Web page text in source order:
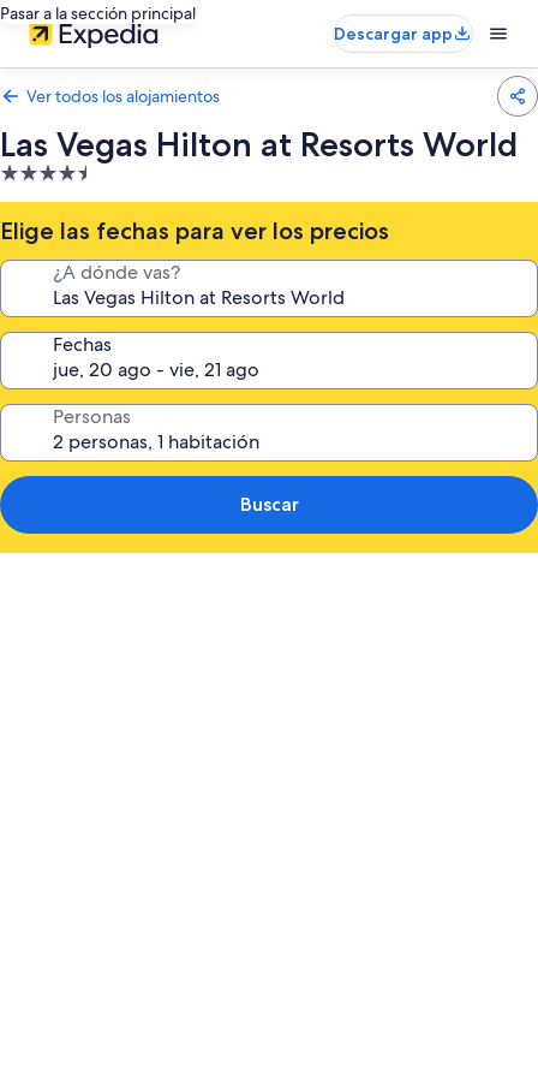
Pasar a la sección principal
Descargar app
Ver todos los alojamientos
Las Vegas Hilton at Resorts World
Alojamiento
de
4.5 estrellas
Elige las fechas para ver los precios
¿A dónde vas?
Fechas
Personas
Buscar